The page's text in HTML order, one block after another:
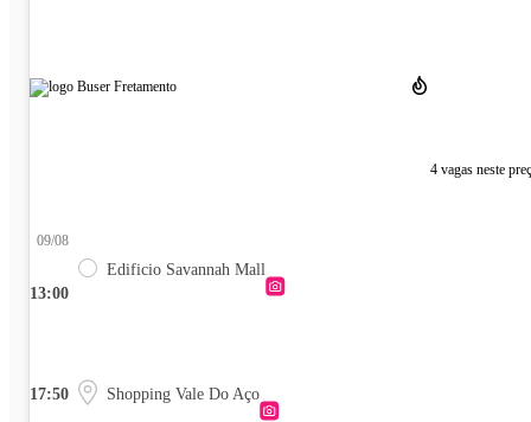
4 vagas neste
13:00
09/08
Edificio Savannah Mall
17:50 Shopping Vale Do Aço